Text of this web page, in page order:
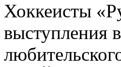
Хоккеисты
выступления